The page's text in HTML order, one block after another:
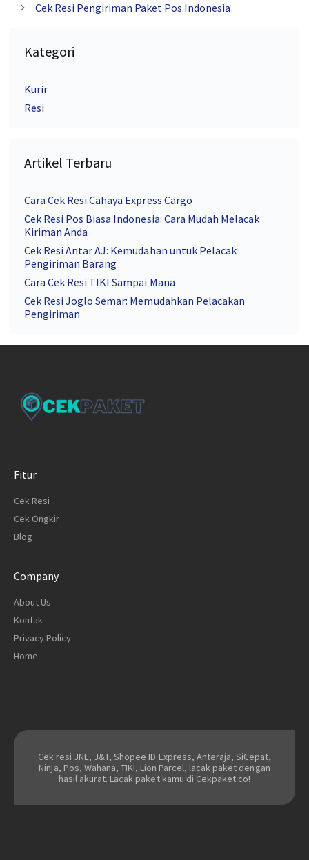
Cek Resi Pengiriman Paket Pos Indonesia
Kategori
Kurir
Resi
Artikel Terbaru
Cara Cek Resi Cahaya Express Cargo
Cek Resi Pos Biasa Indonesia: Cara Mudah Melacak
Kiriman Anda
Cek Resi Antar AJ: Kemudahan untuk Pelacak
Pengiriman Barang
Cara Cek Resi TIKI Sampai Mana
Cek Resi Joglo Semar: Memudahkan Pelacakan
Pengiriman
Fitur
Cek Resi
Cek Ongkir
Blog
Company
About Us
Kontak
Privacy Policy
Home
Cek resi JNE, J&T, Shopee ID Express, Anteraja, SiCepat,
Ninja, Pos, Wahana, TIKI, Lion Parcel, lacak paket dengan
hasil akurat. Lacak paket kamu di Cekpaket.co!